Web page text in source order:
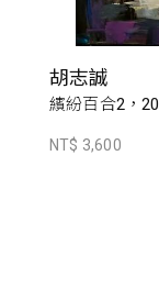
胡志誠
繽紛百合2，
NT$ 3,600